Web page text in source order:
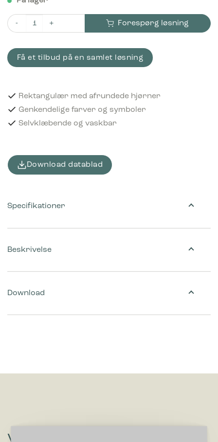
Piktogram Residual waste 16x3 cm Selvklæbende Sort antal
Forespørg løsning
Få et tilbud på en samlet løsning
Rektangulær med afrundede hjørner
Genkendelige farver og symboler
Selvklæbende og vaskbar
Download datablad
Beskrivelse
Download
Specifikationer